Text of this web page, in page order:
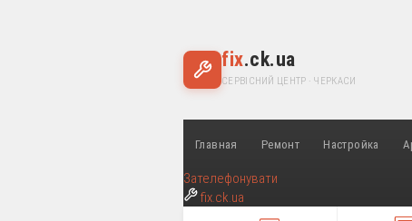
fix.ck.ua
СЕРВІСНИЙ ЦЕНТР · ЧЕРКАСИ
Главная Ремонт Настройка
Зателефонувати
fix.ck.ua